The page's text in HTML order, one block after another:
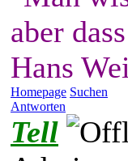
aber
Hans
Homepage Suchen
Antworten
Tell